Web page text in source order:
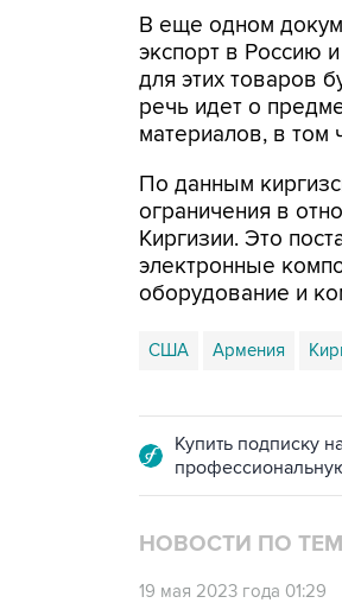
В еще одном
экспорт в Россию
для этих товаров
речь идет о
материалов, в том
По данным
ограничения в
Киргизии. Это
электронные
оборудование и
США Армения
Купить подписку
НОВОСТИ ПО
19 мая 2023 года 01:29